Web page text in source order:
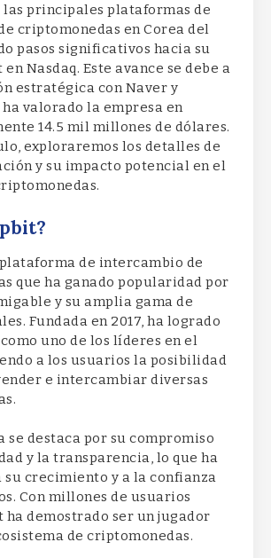
las principales plataformas de
criptomonedas en Corea del
pasos significativos hacia su
Nasdaq. Este avance se debe a
estratégica con Naver y
valorado la empresa en
14.5 mil millones de dólares.
exploraremos los detalles de
y su impacto potencial en el
de intercambio de
que ha ganado popularidad por
y su amplia gama de
Fundada en 2017, ha logrado
uno de los líderes en el
a los usuarios la posibilidad
e intercambiar diversas
se destaca por su compromiso
y la transparencia, lo que ha
crecimiento y a la confianza
Con millones de usuarios
ha demostrado ser un jugador
de criptomonedas.